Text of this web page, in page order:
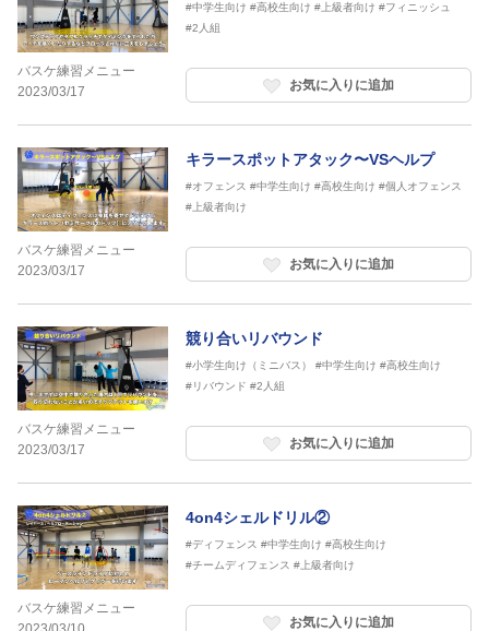
バスケ練習メニュー
2023/03/17
#中学生向け #高校生向け #上級者向け #フィニッシュ
#2人組
お気に入りに追加
バスケ練習メニュー
2023/03/17
キラースポットアタック〜VSヘルプ
#オフェンス #中学生向け #高校生向け #個人オフェンス
#上級者向け
お気に入りに追加
バスケ練習メニュー
2023/03/17
競り合いリバウンド
#小学生向け（ミニバス） #中学生向け #高校生向け
#リバウンド #2人組
お気に入りに追加
バスケ練習メニュー
4on4シェルドリル②
#ディフェンス #中学生向け #高校生向け
#チームディフェンス #上級者向け
お気に入りに追加